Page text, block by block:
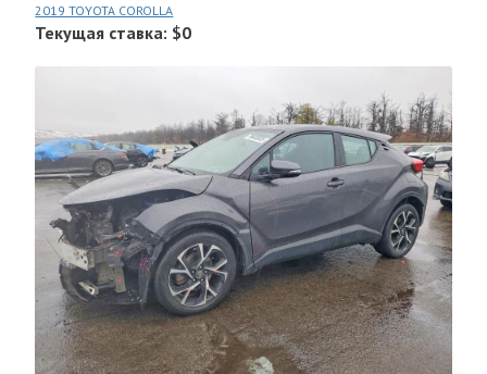
2019 TOYOTA COROLLA
Текущая ставка: $0